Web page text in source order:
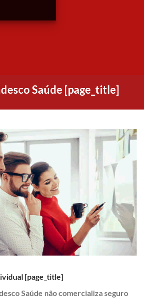
Saúde [page_title]
[page_title]
Saúde não comercializa seguro